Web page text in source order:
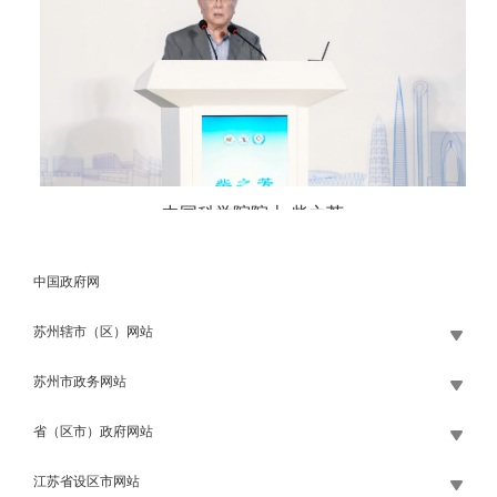
中国科学院院士 柴之芳
中国政府网
苏州辖市（区）网站
苏州市政务网站
省（区市）政府网站
江苏省设区市网站